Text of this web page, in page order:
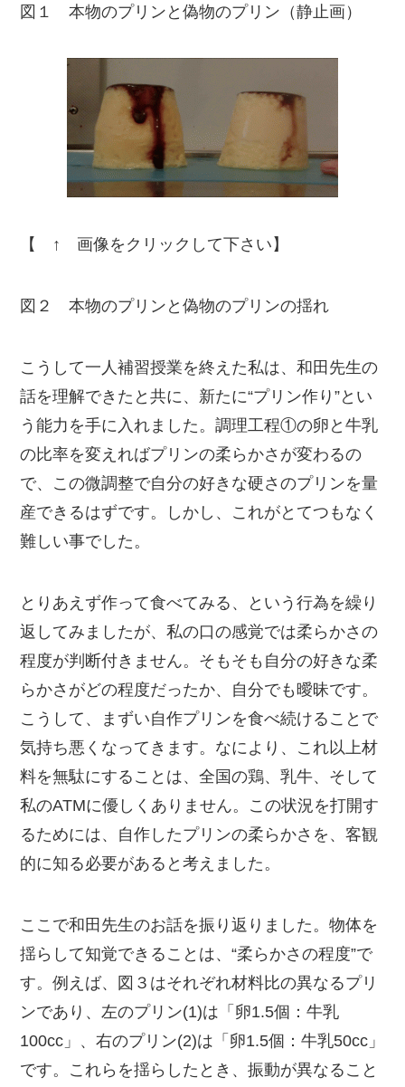
図１ 本物のプリンと偽物のプリン（静止画）
【 ↑ 画像をクリックして下さい】
図２ 本物のプリンと偽物のプリンの揺れ
こうして一人補習授業を終えた私は、和田先生の
話を理解できたと共に、新たに“プリン作り”とい
う能力を手に入れました。調理工程①の卵と牛乳
の比率を変えればプリンの柔らかさが変わるの
で、この微調整で自分の好きな硬さのプリンを量
産できるはずです。しかし、これがとてつもなく
難しい事でした。
とりあえず作って食べてみる、という行為を繰り
返してみましたが、私の口の感覚では柔らかさの
程度が判断付きません。そもそも自分の好きな柔
らかさがどの程度だったか、自分でも曖昧です。
こうして、まずい自作プリンを食べ続けることで
気持ち悪くなってきます。なにより、これ以上材
料を無駄にすることは、全国の鶏、乳牛、そして
私のATMに優しくありません。この状況を打開す
るためには、自作したプリンの柔らかさを、客観
的に知る必要があると考えました。
ここで和田先生のお話を振り返りました。物体を
揺らして知覚できることは、“柔らかさの程度”で
す。例えば、図３はそれぞれ材料比の異なるプリ
ンであり、左のプリン(1)は「卵1.5個：牛乳
100cc」、右のプリン(2)は「卵1.5個：牛乳50cc」
です。これらを揺らしたとき、振動が異なること